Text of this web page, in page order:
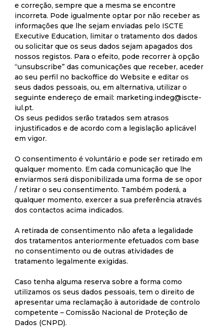
e correção, sempre que a mesma se encontre
incorreta. Pode igualmente optar por não receber as
informações que lhe sejam enviadas pelo ISCTE
Executive Education, limitar o tratamento dos dados
ou solicitar que os seus dados sejam apagados dos
nossos registos. Para o efeito, pode recorrer à opção
“unsubscribe” das comunicações que receber, aceder
ao seu perfil no backoffice do Website e editar os
seus dados pessoais, ou, em alternativa, utilizar o
seguinte endereço de email: marketing.indeg@iscte-
iul.pt.
Os seus pedidos serão tratados sem atrasos
injustificados e de acordo com a legislação aplicável
em vigor.
O consentimento é voluntário e pode ser retirado em
qualquer momento. Em cada comunicação que lhe
enviarmos será disponibilizada uma forma de se opor
/ retirar o seu consentimento. Também poderá, a
qualquer momento, exercer a sua preferência através
dos contactos acima indicados.
A retirada de consentimento não afeta a legalidade
dos tratamentos anteriormente efetuados com base
no consentimento ou de outras atividades de
tratamento legalmente exigidas.
Caso tenha alguma reserva sobre a forma como
utilizamos os seus dados pessoais, tem o direito de
apresentar uma reclamação à autoridade de controlo
competente – Comissão Nacional de Proteção de
Dados (CNPD).